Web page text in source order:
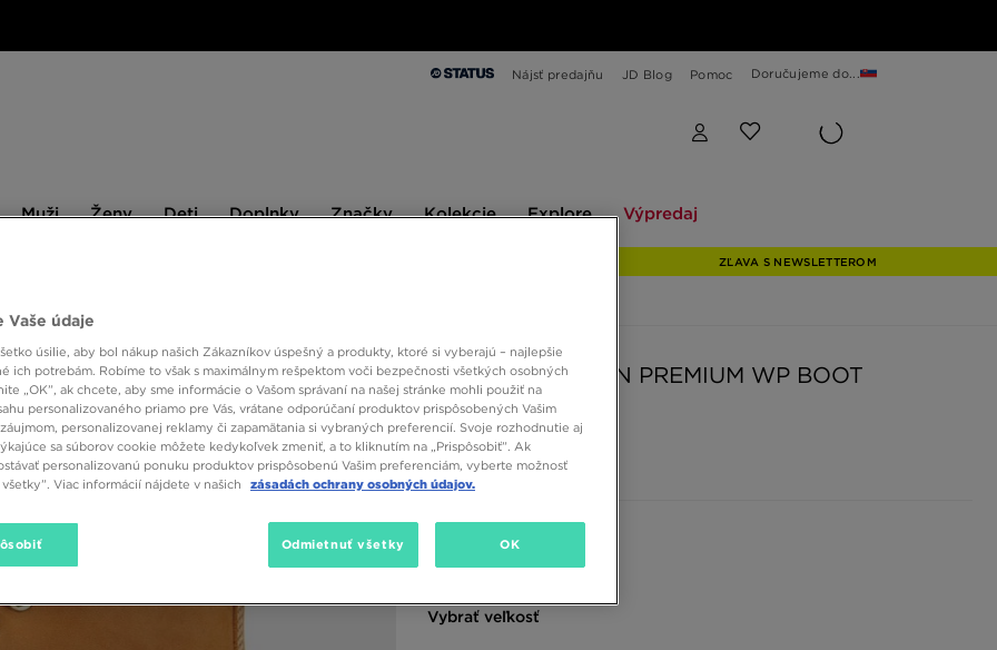
Nájsť predajňu JD Blog Pomoc Doručujeme do...
Muži Ženy Deti Doplnky Značky Kolekcie Explore Výpredaj
ZĽAVA S NEWSLETTEROM
TIMBERLAND 6 IN PREMIUM WP BOOT
160,00 €
Dostupné farby
Vybrať veľkosť
Vaše údaje
úsilie, aby bol nákup našich Zákazníkov úspešný a produkty, ktoré si vyberajú – najlepšie
ich potrebám. Robíme to však s maximálnym rešpektom voči bezpečnosti všetkých osobných
„OK”, ak chcete, aby sme informácie o Vašom správaní na našej stránke mohli použiť na
personalizovaného priamo pre Vás, vrátane odporúčaní produktov prispôsobených Vašim
personalizovanej reklamy či zapamätania si vybraných preferencií. Svoje rozhodnutie aj
sa súborov cookie môžete kedykoľvek zmeniť, a to kliknutím na „Prispôsobiť”. Ak
personalizovanú ponuku produktov prispôsobenú Vašim preferenciám, vyberte možnosť
Viac informácií nájdete v našich
zásadách ochrany osobných údajov.
Odmietnuť všetky OK